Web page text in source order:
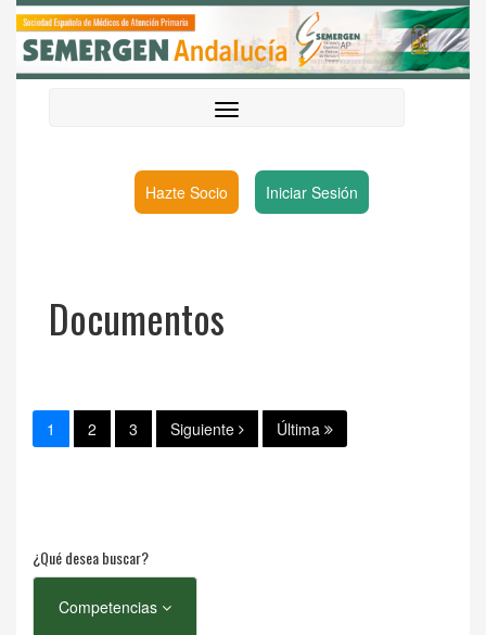
Hazte Socio Iniciar Sesión
Documentos
1 2 3 Siguiente Última
¿Qué desea buscar?
Competencias